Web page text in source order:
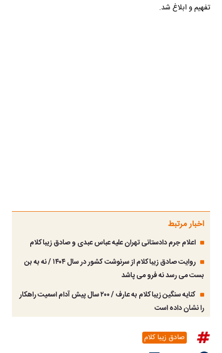
تفهیم و ابلاغ شد.
اخبار مرتبط
اعلام جرم دادستانی تهران علیه عباس عبدی و صادق زیباکلام
روایت صادق زیباکلام از سرنوشت کشور در سال ۱۴۰۴ / نه به بن
بست می رسد نه فرو می پاشد
کنایه سنگین زیباکلام به عارف / ۲۰۰ سال پیش آدام اسمیت راهکار
را نشان داده است
صادق زیبا کلام